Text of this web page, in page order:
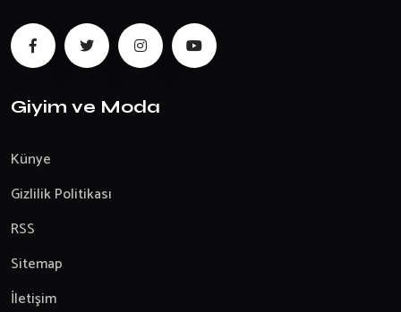
Giyim ve Moda
Künye
Gizlilik Politikası
RSS
Sitemap
İletişim